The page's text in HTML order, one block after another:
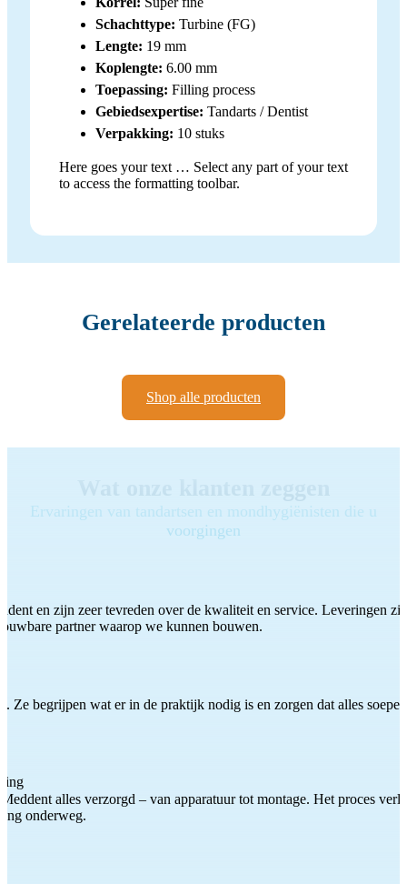
Schachttype: Turbine (FG)
Lengte: 19 mm
Koplengte: 6.00 mm
Toepassing: Filling process
Gebiedsexpertise: Tandarts / Dentist
Verpakking: 10 stuks
Here goes your text … Select any part of your text
to access the formatting toolbar.
Gerelateerde producten
Shop alle producten
Ervaringen van tandartsen en mondhygiënisten die u
voorgingen
en zijn zeer tevreden over de kwaliteit en service. Leveringen
partner waarop we kunnen bouwen.
Ze begrijpen wat er in de praktijk nodig is en zorgen dat alles
alles verzorgd – van apparatuur tot montage. Het proces
onderweg.